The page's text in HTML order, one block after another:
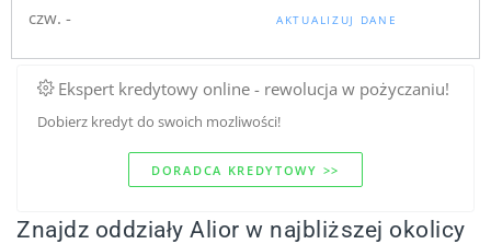
czw. -
AKTUALIZUJ DANE
Ekspert kredytowy online - rewolucja w pożyczaniu!
Dobierz kredyt do swoich mozliwości!
DORADCA KREDYTOWY >>
Znajdz oddziały Alior w najbliższej okolicy